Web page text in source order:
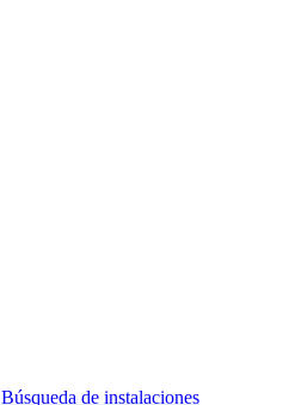
Búsqueda de instalaciones